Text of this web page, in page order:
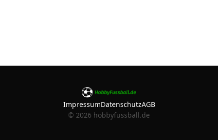
ImpressumDatenschutzAGB
© 2026 hobbyfussball.de